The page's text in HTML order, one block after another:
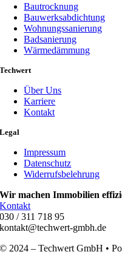
Bautrocknung
Bauwerksabdichtung
Wohnungssanierung
Badsanierung
Wärmedämmung
Techwert
Über Uns
Karriere
Kontakt
Legal
Impressum
Datenschutz
Widerrufsbelehrung
Wir machen Immobilien
Kontakt
030 / 311 718 95
kontakt@techwert-gmbh.de
© 2024 – Techwert GmbH •